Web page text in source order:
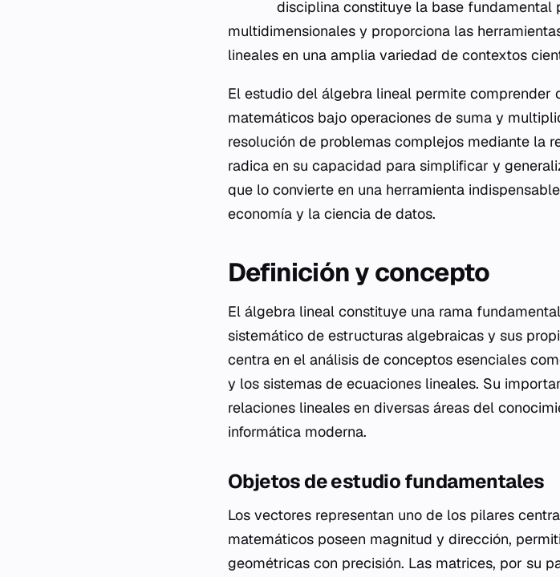
disciplina constituye la base
multidimensionales y proporciona las
lineales en una amplia variedad de contextos
El estudio del álgebra lineal permite comprender
matemáticos bajo operaciones de suma y
resolución de problemas complejos mediante la
radica en su capacidad para simplificar y
que lo convierte en una herramienta
economía y la ciencia de datos.
Definición y concepto
El álgebra lineal constituye una rama
sistemático de estructuras algebraicas y sus
centra en el análisis de conceptos esenciales
y los sistemas de ecuaciones lineales. Su
relaciones lineales en diversas áreas del
informática moderna.
Objetos de estudio fundamentales
Los vectores representan uno de los pilares
matemáticos poseen magnitud y dirección,
geométricas con precisión. Las matrices, por su